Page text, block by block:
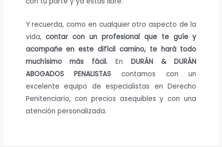
Y recuerda, como en cualquier otro aspecto de la
vida,contar con un profesional que te guíe y
acompañe en este difícil camino, te hará todo
muchísimo más fácil. En DURÁN & DURÁN
ABOGADOS PENALISTAS contamos con un
excelente equipo de especialistas en Derecho
Penitenciario, con precios asequibles y con una
atención personalizada.